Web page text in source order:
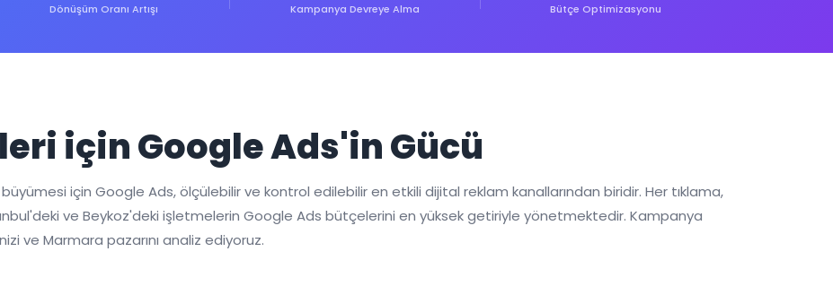
Dönüşüm Oranı Artışı Kampanya Devreye Alma Bütçe Optimizasyonu
için Google Ads'in Gücü
için Google Ads, ölçülebilir ve kontrol edilebilir en etkili dijital reklam kanallarından biridir. Her tıklama,
ve Beykoz'deki işletmelerin Google Ads bütçelerini en yüksek getiriyle yönetmektedir. Kampanya
ve Marmara pazarını analiz ediyoruz.